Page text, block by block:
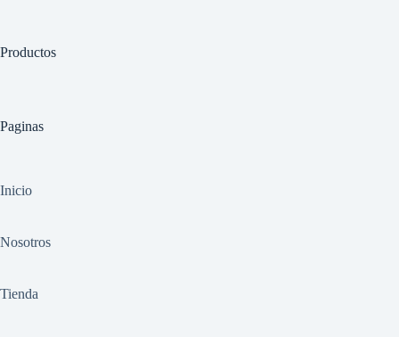
Productos
Paginas
Inicio
Nosotros
Tienda